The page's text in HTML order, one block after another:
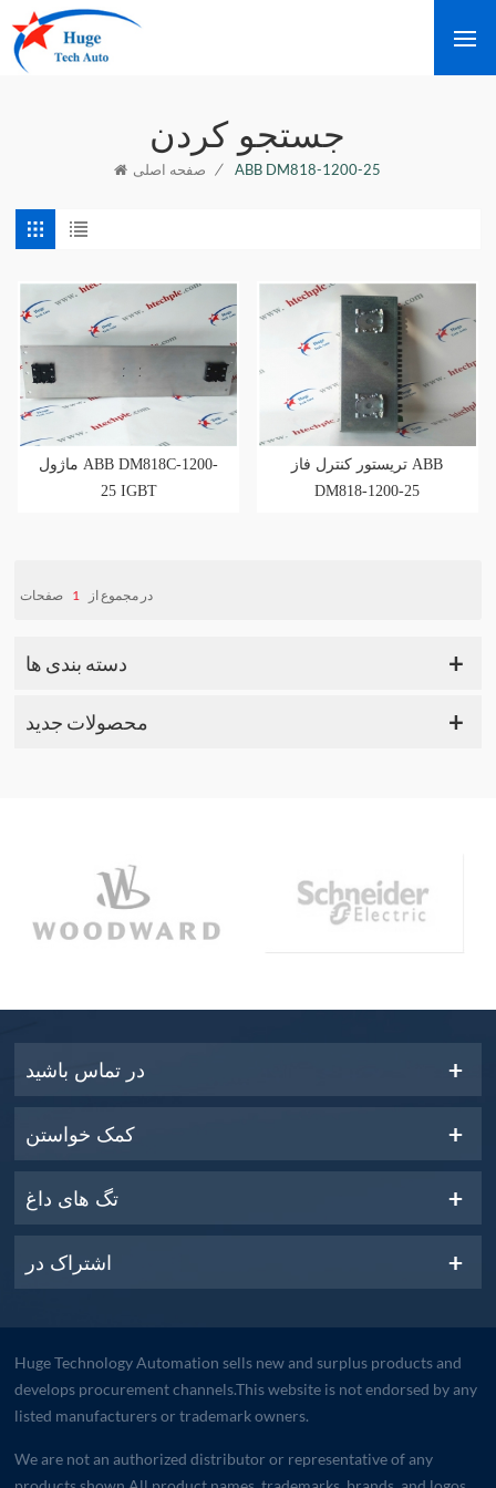
جستجو کردن
صفحه اصلی / ABB DM818-1200-25
ماژول ABB DM818C-1200-
25 IGBT
تریستور کنترل فاز ABB
DM818-1200-25
در مجموع از 1 صفحات
دسته بندی ها
محصولات جدید
در تماس باشید
کمک خواستن
تگ های داغ
اشتراک در
Huge Technology Automation sells new and surplus products and
develops procurement channels.This website is not endorsed by any
listed manufacturers or trademark owners.
We are not an authorized distributor or representative of any